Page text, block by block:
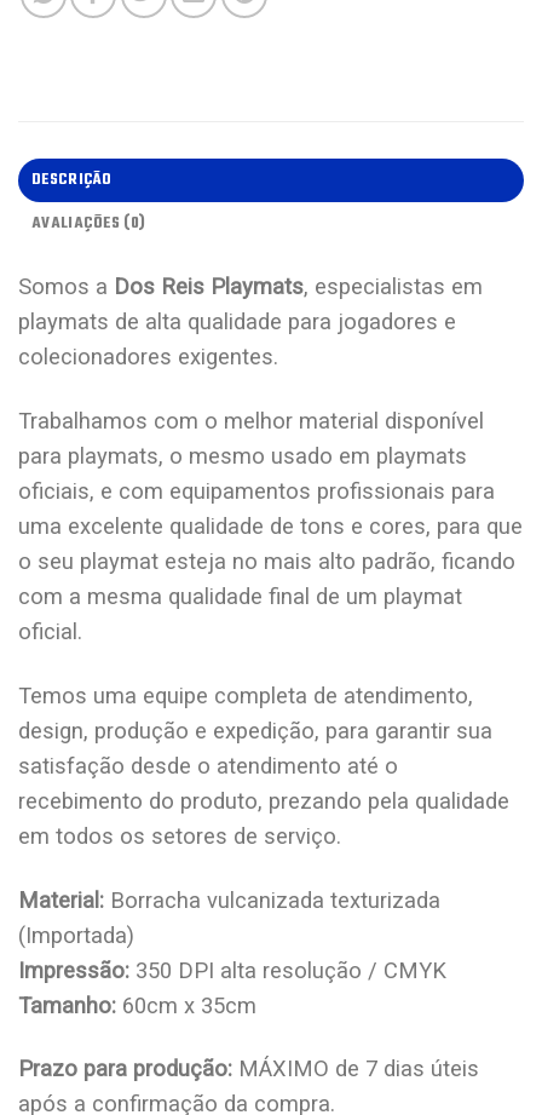
DESCRIÇÃO
AVALIAÇÕES (0)
Somos a Dos Reis Playmats, especialistas em
playmats de alta qualidade para jogadores e
colecionadores exigentes.
Trabalhamos com o melhor material disponível
para playmats, o mesmo usado em playmats
oficiais, e com equipamentos profissionais para
uma excelente qualidade de tons e cores, para que
o seu playmat esteja no mais alto padrão, ficando
com a mesma qualidade final de um playmat
oficial.
Temos uma equipe completa de atendimento,
design, produção e expedição, para garantir sua
satisfação desde o atendimento até o
recebimento do produto, prezando pela qualidade
em todos os setores de serviço.
Material: Borracha vulcanizada texturizada
(Importada)
Impressão: 350 DPI alta resolução / CMYK
Tamanho: 60cm x 35cm
Prazo para produção: MÁXIMO de 7 dias úteis
após a confirmação da compra.